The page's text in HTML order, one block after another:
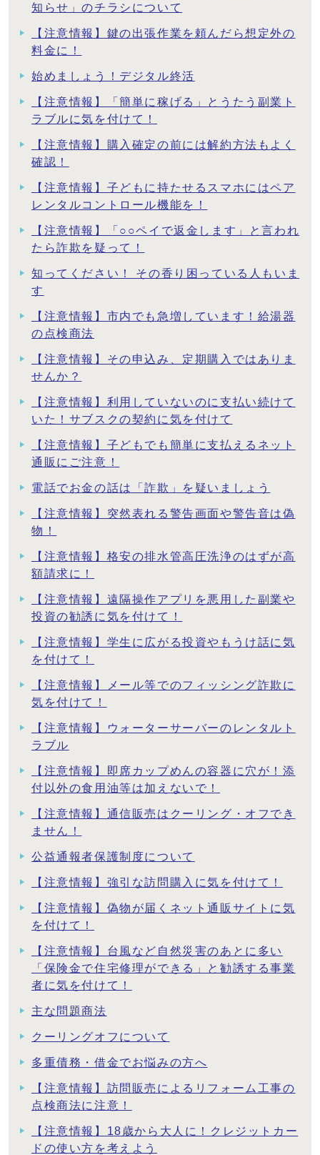
知らせ」のチラシについて
【注意情報】鍵の出張作業を頼んだら想定外の
料金に！
始めましょう！デジタル終活
【注意情報】「簡単に稼げる」とうたう副業ト
ラブルに気を付けて！
【注意情報】購入確定の前には解約方法もよく
確認！
【注意情報】子どもに持たせるスマホにはペア
レンタルコントロール機能を！
【注意情報】「○○ペイで返金します」と言われ
たら詐欺を疑って！
知ってください！ その香り困っている人もいま
す
【注意情報】市内でも急増しています！給湯器
の点検商法
【注意情報】その申込み、定期購入ではありま
せんか？
【注意情報】利用していないのに支払い続けて
いた！サブスクの契約に気を付けて
【注意情報】子どもでも簡単に支払えるネット
通販にご注意！
電話でお金の話は「詐欺」を疑いましょう
【注意情報】突然表れる警告画面や警告音は偽
物！
【注意情報】格安の排水管高圧洗浄のはずが高
額請求に！
【注意情報】遠隔操作アプリを悪用した副業や
投資の勧誘に気を付けて！
【注意情報】学生に広がる投資やもうけ話に気
を付けて！
【注意情報】メール等でのフィッシング詐欺に
気を付けて！
【注意情報】ウォーターサーバーのレンタルト
ラブル
【注意情報】即席カップめんの容器に穴が！添
付以外の食用油等は加えないで！
【注意情報】通信販売はクーリング・オフでき
ません！
公益通報者保護制度について
【注意情報】強引な訪問購入に気を付けて！
【注意情報】偽物が届くネット通販サイトに気
を付けて！
【注意情報】台風など自然災害のあとに多い
「保険金で住宅修理ができる」と勧誘する事業
者に気を付けて！
主な問題商法
クーリングオフについて
多重債務・借金でお悩みの方へ
【注意情報】訪問販売によるリフォーム工事の
点検商法に注意！
【注意情報】18歳から大人に！クレジットカー
ドの使い方を考えよう